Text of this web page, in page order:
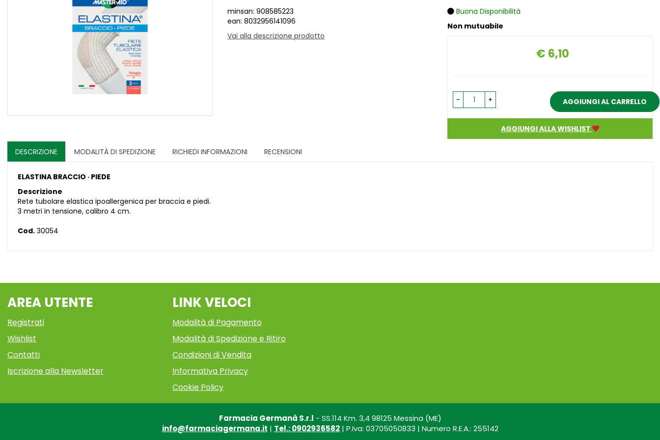
minsan: 908585223
ean: 8032956141096
Vai alla descrizione prodotto
Buona Disponibilità
Non mutuabile
Prezzo
€ 6,10
- + AGGIUNGI AL CARRELLO
AGGIUNGI ALLA WISHLIST
DESCRIZIONE MODALITÀ DI SPEDIZIONE RICHIEDI INFORMAZIONI RECENSIONI
ELASTINA BRACCIO · PIEDE
Descrizione
Rete tubolare elastica ipoallergenica per braccia e piedi.
3 metri in tensione, calibro 4 cm.
Cod. 30054
AREA UTENTE
Registrati
Wishlist
Contatti
Iscrizione alla Newsletter
LINK VELOCI
Modalità di Pagamento
Modalità di Spedizione e Ritiro
Condizioni di Vendita
Informativa Privacy
Cookie Policy
Farmacia Germanà S.r.l - SS.114 Km. 3,4 98125 Messina (ME)
info@farmaciagermana.it | Tel.: 0902936582| P.Iva: 03705050833 | Numero R.E.A.: 255142